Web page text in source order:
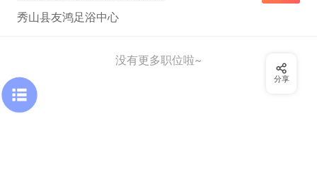
秀山县友鸿足浴中心
没有更多职位啦~
分享